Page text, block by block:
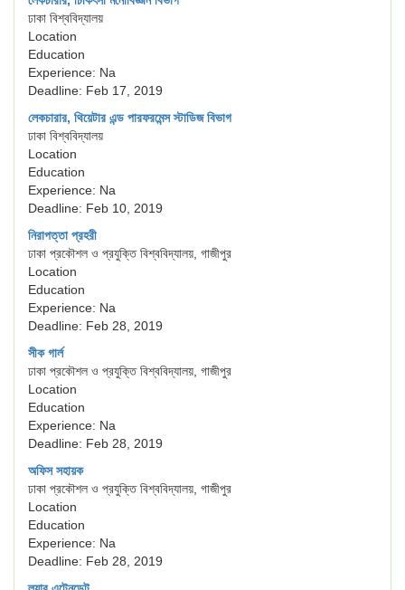
ঢাকা বিশ্ববিদ্যালয়
Location
Education
Experience: Na
Deadline: Feb 17, 2019
লেকচারার, থিয়েটার এন্ড পারফরমেন্স স্টাডিজ বিভাগ
ঢাকা বিশ্ববিদ্যালয়
Location
Education
Experience: Na
Deadline: Feb 10, 2019
নিরাপত্তা প্রহরী
ঢাকা প্রকৌশল ও প্রযুক্তি বিশ্ববিদ্যালয়, গাজীপুর
Location
Education
Experience: Na
Deadline: Feb 28, 2019
সীক গার্ল
ঢাকা প্রকৌশল ও প্রযুক্তি বিশ্ববিদ্যালয়, গাজীপুর
Location
Education
Experience: Na
Deadline: Feb 28, 2019
অফিস সহায়ক
ঢাকা প্রকৌশল ও প্রযুক্তি বিশ্ববিদ্যালয়, গাজীপুর
Location
Education
Experience: Na
Deadline: Feb 28, 2019